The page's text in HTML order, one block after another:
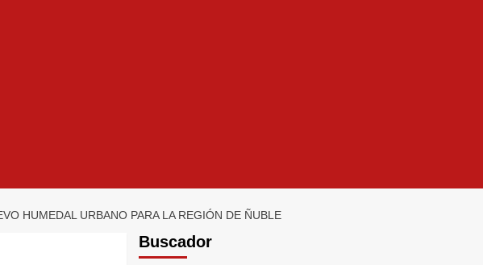
HUMEDAL URBANO PARA LA REGIÓN DE ÑUBLE
Buscador